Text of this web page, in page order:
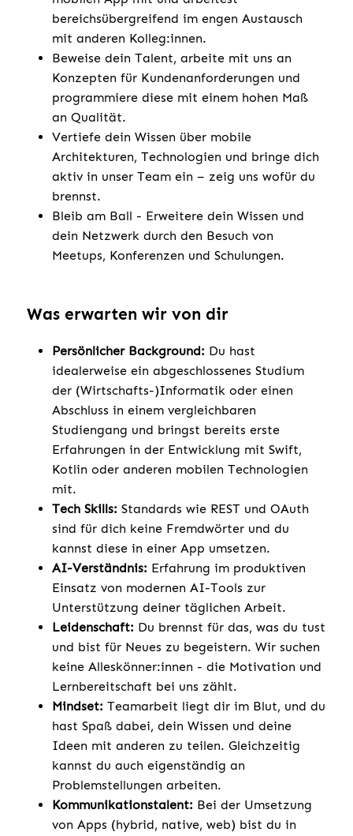
bereichsübergreifend im engen Austausch
mit anderen Kolleg:innen.
Beweise dein Talent, arbeite mit uns an
Konzepten für Kundenanforderungen und
programmiere diese mit einem hohen Maß
an Qualität.
Vertiefe dein Wissen über mobile
Architekturen, Technologien und bringe dich
aktiv in unser Team ein – zeig uns wofür du
brennst.
Bleib am Ball - Erweitere dein Wissen und
dein Netzwerk durch den Besuch von
Meetups, Konferenzen und Schulungen.
Was erwarten wir von dir
Persönlicher Background: Du hast
idealerweise ein abgeschlossenes Studium
der (Wirtschafts-)Informatik oder einen
Abschluss in einem vergleichbaren
Studiengang und bringst bereits erste
Erfahrungen in der Entwicklung mit Swift,
Kotlin oder anderen mobilen Technologien
mit.
Tech Skills: Standards wie REST und OAuth
sind für dich keine Fremdwörter und du
kannst diese in einer App umsetzen.
AI-Verständnis: Erfahrung im produktiven
Einsatz von modernen AI-Tools zur
Unterstützung deiner täglichen Arbeit.
Leidenschaft: Du brennst für das, was du tust
und bist für Neues zu begeistern. Wir suchen
keine Alleskönner:innen - die Motivation und
Lernbereitschaft bei uns zählt.
Mindset: Teamarbeit liegt dir im Blut, und du
hast Spaß dabei, dein Wissen und deine
Ideen mit anderen zu teilen. Gleichzeitig
kannst du auch eigenständig an
Problemstellungen arbeiten.
Kommunikationstalent: Bei der Umsetzung
von Apps (hybrid, native, web) bist du in